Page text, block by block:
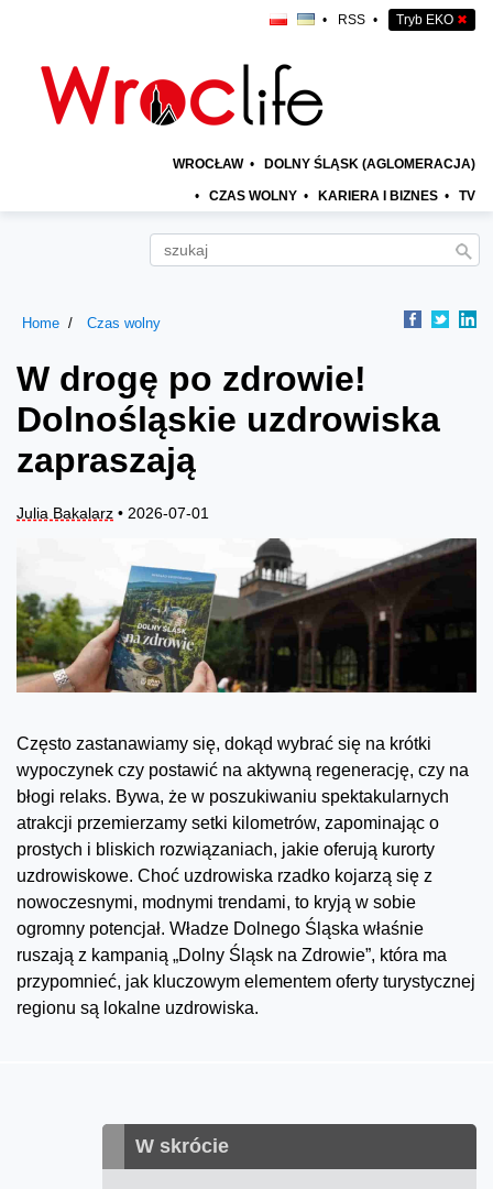
• RSS • Tryb EKO ✖
WROCŁAW • DOLNY ŚLĄSK (AGLOMERACJA)
• CZAS WOLNY • KARIERA I BIZNES • TV
Home Czas wolny
W drogę po zdrowie!
Dolnośląskie uzdrowiska
zapraszają
Julia Bakalarz • 2026-07-01
Często zastanawiamy się, dokąd wybrać się na krótki
wypoczynek czy postawić na aktywną regenerację, czy na
błogi relaks. Bywa, że w poszukiwaniu spektakularnych
atrakcji przemierzamy setki kilometrów, zapominając o
prostych i bliskich rozwiązaniach, jakie oferują kurorty
uzdrowiskowe. Choć uzdrowiska rzadko kojarzą się z
nowoczesnymi, modnymi trendami, to kryją w sobie
ogromny potencjał. Władze Dolnego Śląska właśnie
ruszają z kampanią „Dolny Śląsk na Zdrowie”, która ma
przypomnieć, jak kluczowym elementem oferty turystycznej
regionu są lokalne uzdrowiska.
W skrócie